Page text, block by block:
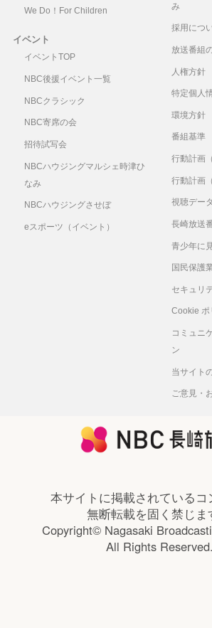
We Do！For Children
イベント
イベントTOP
NBC後援イベント一覧
NBCクラシック
NBC寄席の会
招待試写会
NBCハウジングマルシェ時津ひ
なみ
NBCハウジングさせぼ
eスポーツ（イベント）
み
採用につ
放送番組
人権方針
特定個人
環境方針
番組基準
行動計画
行動計画
視聴デー
長崎放送
青少年に
国民保護
セキュリ
Cookie ポ
コミュニ
ン
当サイト
ご意見・
本サイトに掲載されているコ
無断転載を固く禁じま
Copyright© Nagasaki
All Rights Reserved.